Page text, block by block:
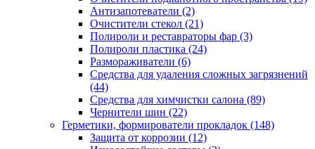
Антизапотеватели (2)
Очистители стекол (21)
Полироли и реставраторы фар (3)
Полироли пластика (24)
Размораживатели (6)
Средства для удаления сложных загрязнений
(44)
Средства для химчистки салона (89)
Чернители шин (22)
Герметики, формирователи прокладок (148)
Защита от коррозии (12)